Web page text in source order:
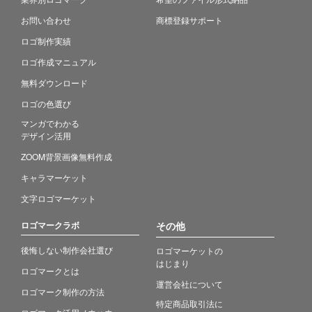
お問い合わせ
ロゴ制作実績
ロゴ作成マニュアル
無料ダウンロード
ロゴの色選び
マンガでわかる
デザイン活用
ZOOM背景画像無料作成
キャラマーケット
文字ロゴマーケット
商標登録サポート
ロゴマークラボ
後悔しない制作会社選び
ロゴマークとは
ロゴマーク制作の方法
その他
ロゴマーケットの
はじまり
運営会社について
特定商品取引法に